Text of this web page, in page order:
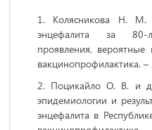
Колясникова Н.
энцефалита за 80-
проявления,
вакцинопрофилактика.
Поцикайло О. В. и
эпидемиологии и
энцефалита в